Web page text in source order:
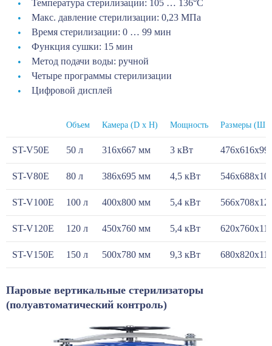
Температура стерилизации: 105 … 136°С
Макс. давление стерилизации: 0,23 МПа
Время стерилизации: 0 … 99 мин
Функция сушки: 15 мин
Метод подачи воды: ручной
Четыре программы стерилизации
Цифровой дисплей
Объем Камера (D х H) Мощность Размеры (Ш
ST-V50E 50 л 316x667 мм 3 кВт
ST-V80E 80 л 386x695 мм 4,5 кВт
ST-V100E 100 л 400x800 мм 5,4 кВт
ST-V120E 120 л 450x760 мм 5,4 кВт
ST-V150E 150 л 500x780 мм 9,3 кВт
Паровые вертикальные стерилизаторы
(полуавтоматический контроль)